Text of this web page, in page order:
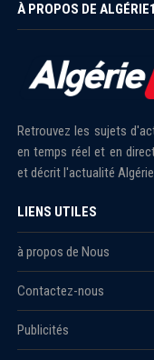
À PROPOS DE ALGÉRIE1
Retrouvez les sujets
en temps réel et en
et décrit l'actualité
LIENS UTILES
à propos de Nous
Contactez-nous
Publicités